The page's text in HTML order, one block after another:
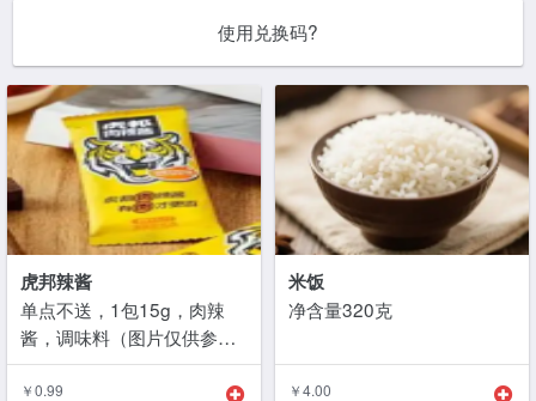
使用兑换码?
虎邦辣酱
单点不送，1包15g，肉辣
酱，调味料（图片仅供参
考）
￥0.99
米饭
净含量320克
￥4.00